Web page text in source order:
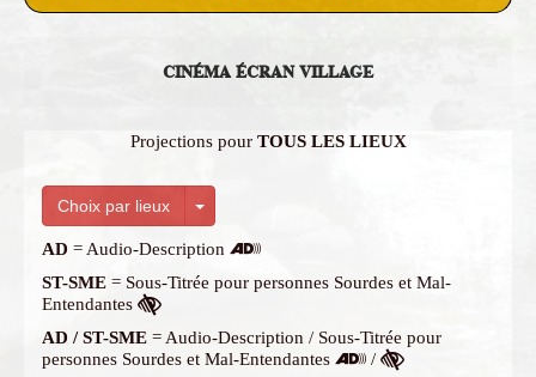
CINÉMA ÉCRAN VILLAGE